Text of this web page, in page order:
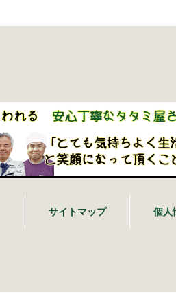
サイトマップ 個人